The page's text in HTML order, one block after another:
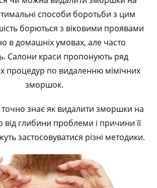
способи боротьби з цим
борються з віковими проявами
в домашніх умовах, але часто
Салони краси пропонують ряд
процедур по видаленню мімічних
зморшок.
точно знає як видалити зморшки на
від глибини проблеми і причини її
застосовуватися різні методики.